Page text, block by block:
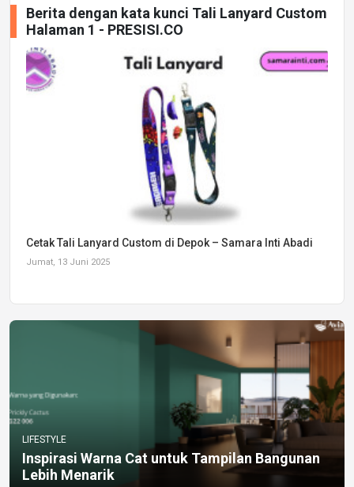
Berita dengan kata kunci Tali Lanyard Custom
Halaman 1 - PRESISI.CO
Cetak Tali Lanyard Custom di Depok – Samara Inti Abadi
Jumat, 13 Juni 2025
LIFESTYLE
Inspirasi Warna Cat untuk Tampilan Bangunan
Lebih Menarik